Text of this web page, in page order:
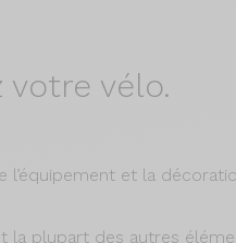
votre vélo.
et la
la plupart des autres